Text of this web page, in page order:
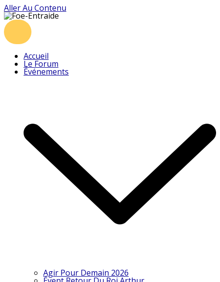
Aller Au Contenu
Accueil
Le Forum
Événements
Agir Pour Demain 2026